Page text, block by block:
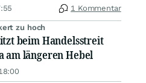
1 Kommentar
zu hoch
beim Handelsstreit
am längeren Hebel